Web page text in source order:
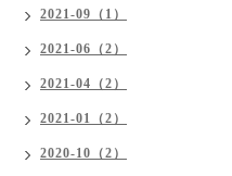
2021-09（1）
2021-06（2）
2021-04（2）
2021-01（2）
2020-10（2）